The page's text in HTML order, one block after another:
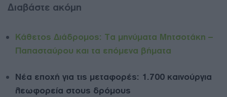
Διαβάστε ακόμη
Κάθετος Διάδρομος: Τα μηνύματα Μητσοτάκη –
Παπασταύρου και τα επόμενα βήματα
Νέα εποχή για τις μεταφορές: 1.700 καινούργια
λεωφορεία στους δρόμους